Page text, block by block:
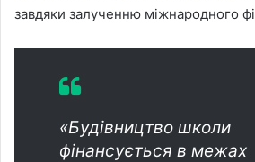
завдяки залученню міжнародного
«Будівництво школи
фінансується в межах